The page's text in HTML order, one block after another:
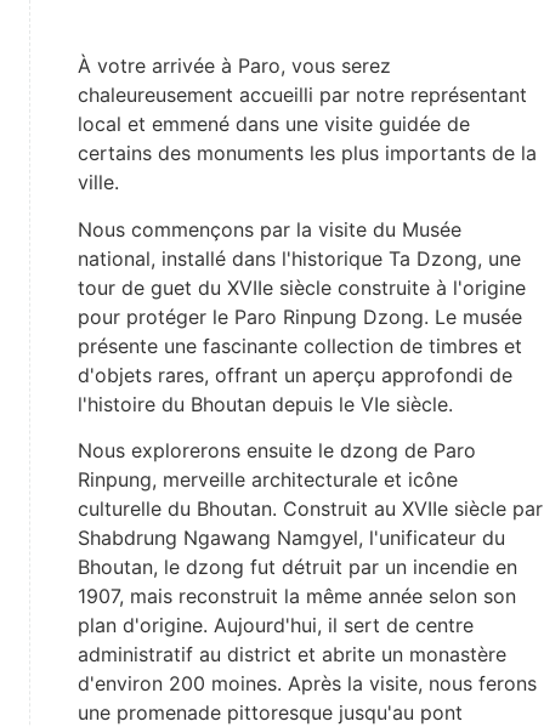
À votre arrivée à Paro, vous serez
chaleureusement accueilli par notre représentant
local et emmené dans une visite guidée de
certains des monuments les plus importants de la
ville.
Nous commençons par la visite du Musée
national, installé dans l'historique Ta Dzong, une
tour de guet du XVIIe siècle construite à l'origine
pour protéger le Paro Rinpung Dzong. Le musée
présente une fascinante collection de timbres et
d'objets rares, offrant un aperçu approfondi de
l'histoire du Bhoutan depuis le VIe siècle.
Nous explorerons ensuite le dzong de Paro
Rinpung, merveille architecturale et icône
culturelle du Bhoutan. Construit au XVIIe siècle par
Shabdrung Ngawang Namgyel, l'unificateur du
Bhoutan, le dzong fut détruit par un incendie en
1907, mais reconstruit la même année selon son
plan d'origine. Aujourd'hui, il sert de centre
administratif au district et abrite un monastère
d'environ 200 moines. Après la visite, nous ferons
une promenade pittoresque jusqu'au pont